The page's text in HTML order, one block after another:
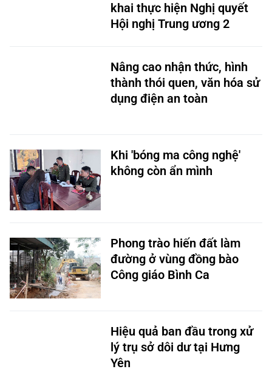
khai thực hiện Nghị quyết
Hội nghị Trung ương 2
Nâng cao nhận thức, hình
thành thói quen, văn hóa sử
dụng điện an toàn
Khi 'bóng ma công nghệ'
không còn ẩn mình
Phong trào hiến đất làm
đường ở vùng đồng bào
Công giáo Bình Ca
Hiệu quả ban đầu trong xử
lý trụ sở dôi dư tại Hưng
Yên